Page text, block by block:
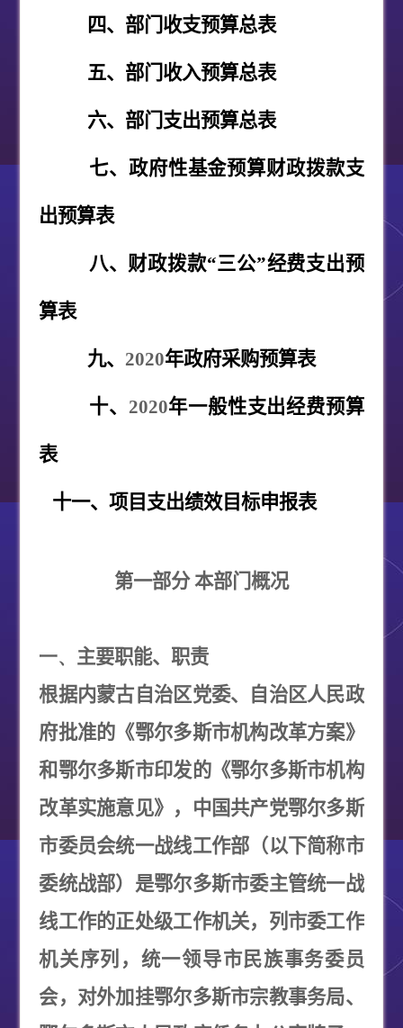
四、部门收支预算总表
五、部门收入预算总表
六、部门支出预算总表
七、政府性基金预算财政拨款支
出预算表
八、财政拨款“三公”经费支出预
算表
九、 2020年政府采购预算表
十、 2020年一般性支出经费预算
表
十一、项目支出绩效目标申报表
第一部分 本部门概况
一、 主要职能、职责
根据内蒙古自治区党委、自治区人民政
府批准的《鄂尔多斯市机构改革方案》
和鄂尔多斯市印发的《鄂尔多斯市机构
改革实施意见》，中国共产党鄂尔多斯
市委员会统一战线工作部（以下简称市
委统战部）是鄂尔多斯市委主管统一战
线工作的正处级工作机关，列市委工作
机关序列，统一领导市民族事务委员
会，对外加挂鄂尔多斯市宗教事务局、